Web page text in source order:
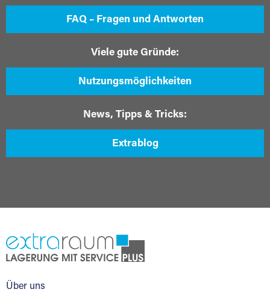
FAQ – Fragen und Antworten
Viele gute Gründe:
Nutzungsmöglichkeiten
News, Tipps & Tricks:
Extrablog
Über uns